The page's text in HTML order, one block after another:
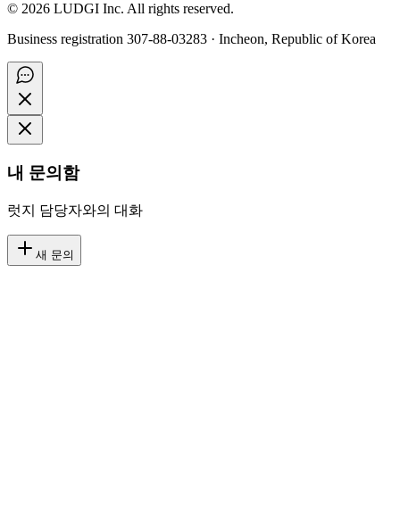
© 2026 LUDGI Inc. All rights reserved.
Business registration 307-88-03283 · Incheon, Republic of Korea
내 문의함
럿지 담당자와의 대화
새 문의